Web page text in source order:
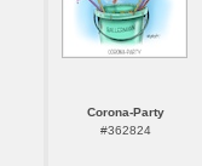
Corona-Party
#362824